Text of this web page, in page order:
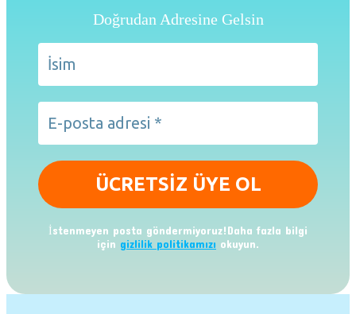
Doğrudan Adresine Gelsin
İstenmeyen posta göndermiyoruz!Daha fazla bilgi
için gizlilik politikamızı okuyun.